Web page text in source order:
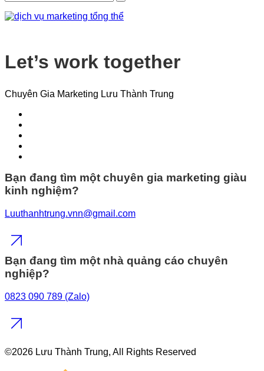
Let’s work together
Chuyên Gia Marketing Lưu Thành Trung
Bạn đang tìm một chuyên gia marketing giàu
kinh nghiệm?
Luuthanhtrung.vnn@gmail.com
Bạn đang tìm một nhà quảng cáo chuyên
nghiệp?
0823 090 789 (Zalo)
©2026 Lưu Thành Trung, All Rights Reserved